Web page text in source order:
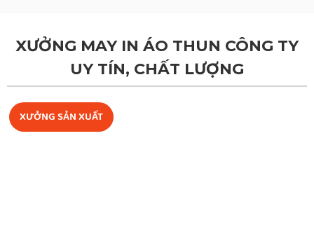
XƯỞNG MAY IN ÁO THUN CÔNG TY
UY TÍN, CHẤT LƯỢNG
XƯỞNG SẢN XUẤT